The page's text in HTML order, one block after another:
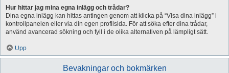
Hur hittar jag mina egna inlägg och trådar?
Dina egna inlägg kan hittas antingen genom att klicka på “Visa dina inlägg” i
kontrollpanelen eller via din egen profilsida. För att söka efter dina trådar,
använd avancerad sökning och fyll i de olika alternativen på lämpligt sätt.
Upp
Bevakningar och bokmärken